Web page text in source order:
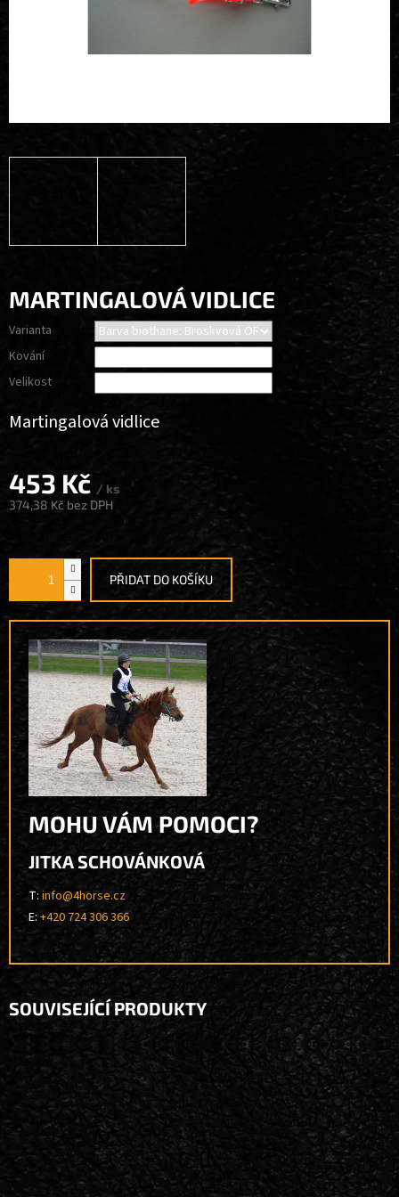
MARTINGALOVÁ VIDLICE
453 Kč / ks
374,38 Kč bez DPH
Varianta
Kování
Velikost
PŘIDAT DO KOŠÍKU
MOHU VÁM POMOCI?
JITKA SCHOVÁNKOVÁ
T: info@4horse.cz
E:+420 724 306 366
Martingalová vidlice
SOUVISEJÍCÍ PRODUKTY